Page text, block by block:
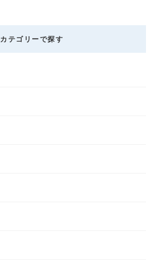
カテゴリーで探す